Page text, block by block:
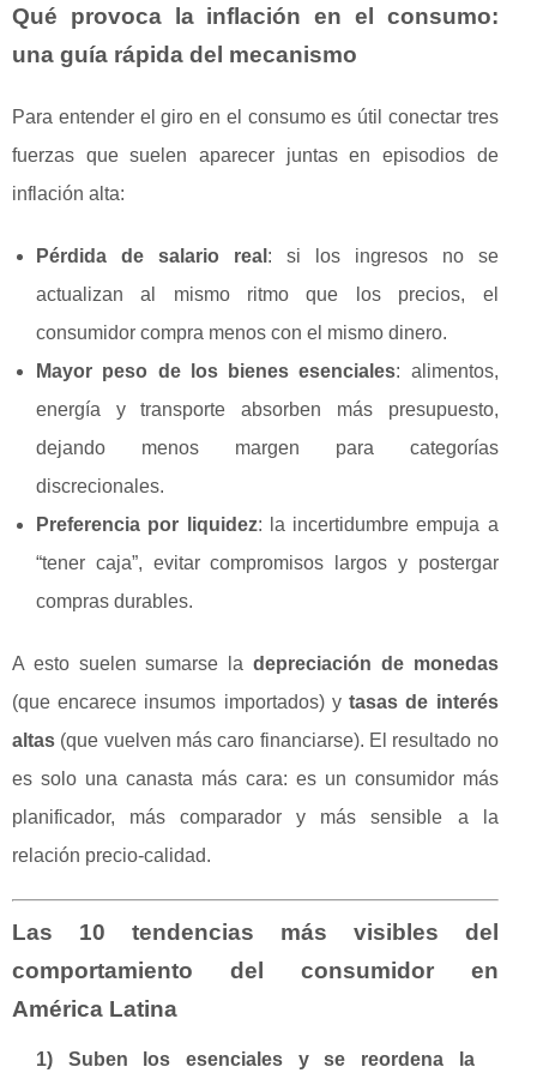
Qué provoca la inflación en el consumo:
una guía rápida del mecanismo
Para entender el giro en el consumo es útil conectar tres
fuerzas que suelen aparecer juntas en episodios de
inflación alta:
Pérdida de salario real : si los ingresos no se
actualizan al mismo ritmo que los precios, el
consumidor compra menos con el mismo dinero.
Mayor peso de los bienes esenciales: alimentos,
energía y transporte absorben más presupuesto,
dejando menos margen para categorías
discrecionales.
Preferencia por liquidez: la incertidumbre empuja a
“tener caja”, evitar compromisos largos y postergar
compras durables.
A esto suelen sumarse la depreciación de monedas
(que encarece insumos importados) ytasas de interés
altas (que vuelven más caro financiarse). El resultado no
es solo una canasta más cara: es un consumidor más
planificador, más comparador y más sensible a la
relación precio-calidad.
Las 10 tendencias más visibles del
comportamiento del consumidor en
América Latina
1) Suben los esenciales y se reordena la